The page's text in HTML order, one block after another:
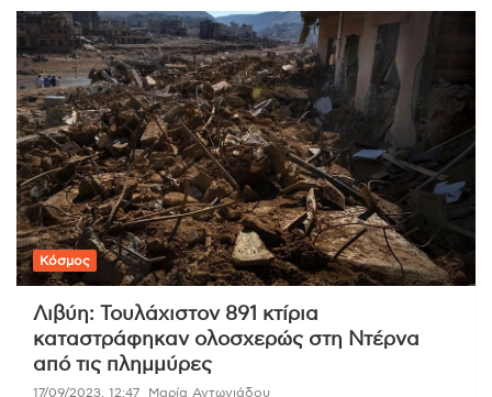
Κόσμος
Λιβύη: Τουλάχιστον 891 κτίρια
καταστράφηκαν ολοσχερώς στη Ντέρνα
από τις πλημμύρες
17/09/2023, 12:47 Μαρία Αντωνιάδου